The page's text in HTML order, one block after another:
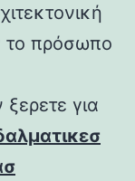
το πρόσωπο
για